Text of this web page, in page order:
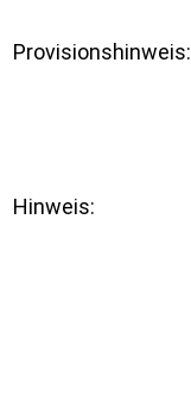
Provisionshinweis:
Hinweis: